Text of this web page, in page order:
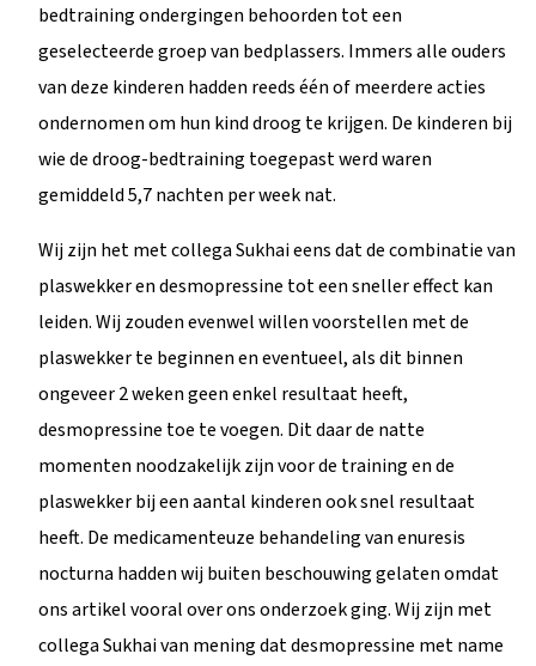
bedtraining ondergingen behoorden tot een
geselecteerde groep van bedplassers. Immers alle ouders
van deze kinderen hadden reeds één of meerdere acties
ondernomen om hun kind droog te krijgen. De kinderen bij
wie de droog-bedtraining toegepast werd waren
gemiddeld 5,7 nachten per week nat.
Wij zijn het met collega Sukhai eens dat de combinatie van
plaswekker en desmopressine tot een sneller effect kan
leiden. Wij zouden evenwel willen voorstellen met de
plaswekker te beginnen en eventueel, als dit binnen
ongeveer 2 weken geen enkel resultaat heeft,
desmopressine toe te voegen. Dit daar de natte
momenten noodzakelijk zijn voor de training en de
plaswekker bij een aantal kinderen ook snel resultaat
heeft. De medicamenteuze behandeling van enuresis
nocturna hadden wij buiten beschouwing gelaten omdat
ons artikel vooral over ons onderzoek ging. Wij zijn met
collega Sukhai van mening dat desmopressine met name